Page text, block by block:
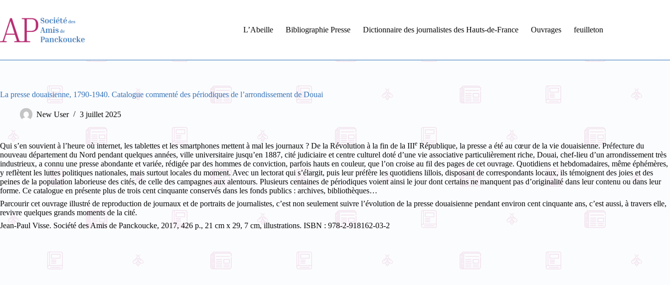
contenu
L’Abeille
Bibliographie Presse Dictionnaire des journalistes des Hauts-de-France Ouvrages feuilleton
La presse douaisienne, 1790-1940. Catalogue commenté des périodiques de l’arrondissement de Douai
New User 3 juillet 2025
Qui s’en souvient à l’heure où internet, les tablettes et les smartphones mettent à mal les journaux ? De la Révolution à la fin de la IIIe République, la presse a été au cœur de la vie douaisienne. Préfecture du
nouveau département du Nord pendant quelques années, ville universitaire jusqu’en 1887, cité judiciaire et centre culturel doté d’une vie associative particulièrement riche, Douai, chef-lieu d’un arrondissement très
industrieux, a connu une presse abondante et variée, rédigée par des hommes de conviction, parfois hauts en couleur, que l’on croise au fil des pages de cet ouvrage. Quotidiens et hebdomadaires, même éphémères,
y reflètent les luttes politiques nationales, mais surtout locales du moment. Avec un lectorat qui s’élargit, puis leur préfère les quotidiens lillois, disposant de correspondants locaux, ils témoignent des joies et des
peines de la population laborieuse des cités, de celle des campagnes aux alentours. Plusieurs centaines de périodiques voient ainsi le jour dont certains ne manquent pas d’originalité dans leur contenu ou dans leur
forme. Ce catalogue en présente plus de trois cent cinquante conservés dans les fonds publics : archives, bibliothèques…
Parcourir cet ouvrage illustré de reproduction de journaux et de portraits de journalistes, c’est non seulement suivre l’évolution de la presse douaisienne pendant environ cent cinquante ans, c’est aussi, à travers elle,
revivre quelques grands moments de la cité.
Jean-Paul Visse. Société des Amis de Panckoucke, 2017, 426 p., 21 cm x 29, 7 cm, illustrations. ISBN : 978-2-918162-03-2